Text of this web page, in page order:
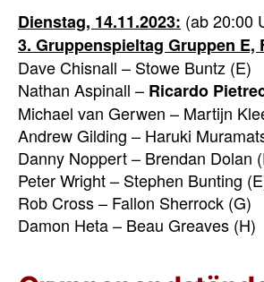
Dienstag, 14.11.2023: (ab 20:00
3. Gruppenspieltag Gruppen E,
Dave Chisnall – Stowe Buntz (E)
Nathan Aspinall – Ricardo
Michael van Gerwen – Martijn
Andrew Gilding – Haruki
Danny Noppert – Brendan Dolan
Peter Wright – Stephen Bunting
Rob Cross – Fallon Sherrock (G)
Damon Heta – Beau Greaves (H)